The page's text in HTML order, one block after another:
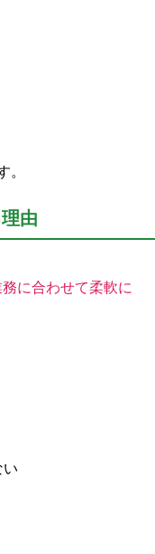
由
務に合わせて柔軟に